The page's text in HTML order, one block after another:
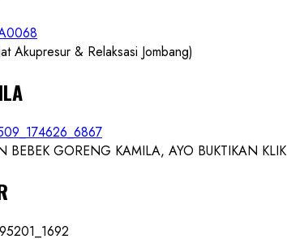
Akupresur & Relaksasi Jombang)
BEBEK GORENG KAMILA, AYO BUKTIKAN